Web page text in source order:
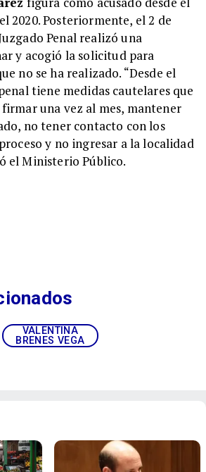
2020. Posteriormente, el 2 de
Penal realizó una
y acogió la solicitud para
no se ha realizado. “Desde el
tiene medidas cautelares que
una vez al mes, mantener
no tener contacto con los
y no ingresar a la localidad
el Ministerio Público.
VALENTINA
BRENES VEGA